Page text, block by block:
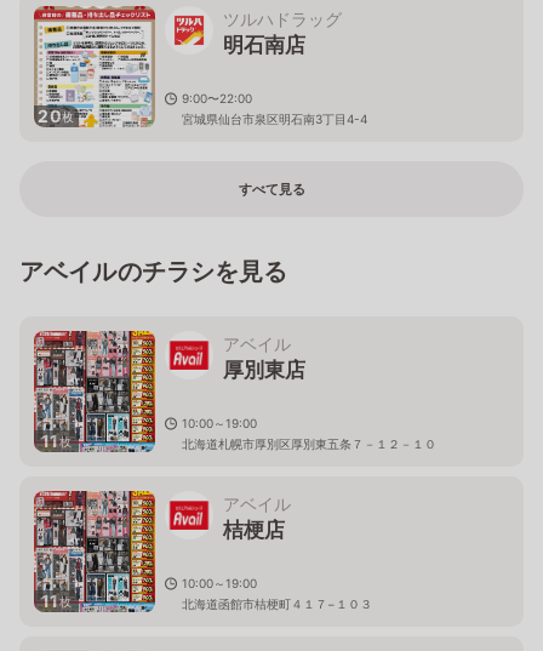
20枚
ツルハドラッグ
明石南店
9:00〜22:00
宮城県仙台市泉区明石南3丁目4-4
すべて見る
アベイルのチラシを見る
11枚
アベイル
厚別東店
10:00～19:00
北海道札幌市厚別区厚別東五条７－１２－１０
11枚
アベイル
桔梗店
10:00～19:00
北海道函館市桔梗町４１７−１０３